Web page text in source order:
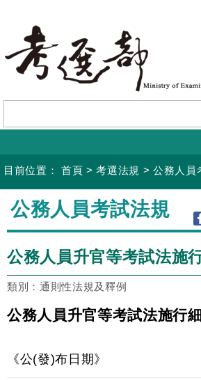
要
容
目前位置： 首頁 >考選法規 >公務人員
:::
公務人員考試法規
公務人員升官等考試法施
類別：通則性法規及釋例
公務人員升官等考試法施行
《公(發)布日期》